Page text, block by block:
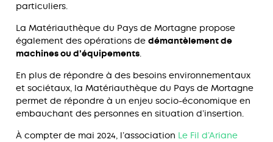
particuliers.
La Matériauthèque du Pays de Mortagne propose
également des opérations dedémantèlement de
machines ou d’équipements.
En plus de répondre à des besoins environnementaux
et sociétaux, la Matériauthèque du Pays de Mortagne
permet de répondre à un enjeu socio-économique en
embauchant des personnes en situation d’insertion.
À compter de mai 2024, l’association Le Fil d’Ariane